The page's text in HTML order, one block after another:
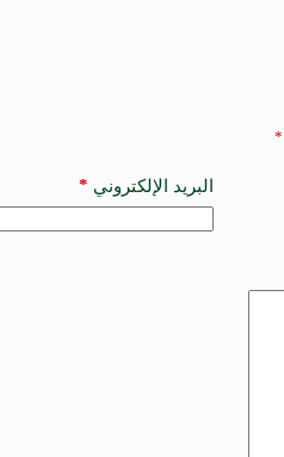
*
البريد الإلكتروني *